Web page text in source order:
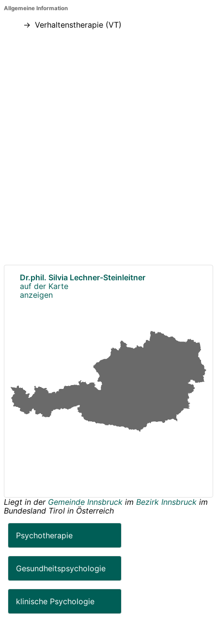
Allgemeine Information
Verhaltenstherapie (VT)
Dr.phil. Silvia Lechner-Steinleitner
auf der Karte
anzeigen
Liegt in der Gemeinde Innsbruck im Bezirk Innsbruck im
Bundesland Tirol in Österreich
Psychotherapie
Gesundheitspsychologie
klinische Psychologie